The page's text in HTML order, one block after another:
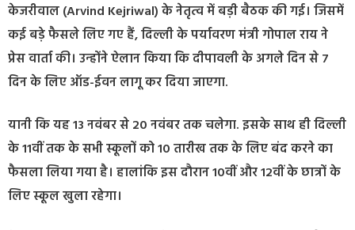
केजरीवाल (Arvind Kejriwal) के नेतृत्व में बड़ी बैठक की गई। जिसमें
कई बड़े फैसले लिए गए हैं, दिल्ली के पर्यावरण मंत्री गोपाल राय ने
प्रेस वार्ता की। उन्होंने ऐलान किया कि दीपावली के अगले दिन से 7
दिन के लिए ऑड-ईवन लागू कर दिया जाएगा.
यानी कि यह 13 नवंबर से 20 नवंबर तक चलेगा. इसके साथ ही दिल्ली
के 11वीं तक के सभी स्कूलों को 10 तारीख तक के लिए बंद करने का
फैसला लिया गया है। हालांकि इस दौरान 10वीं और 12वीं के छात्रों के
लिए स्कूल खुला रहेगा।